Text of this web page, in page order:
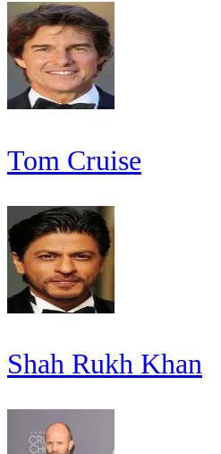
Tom Cruise
Shah Rukh Khan